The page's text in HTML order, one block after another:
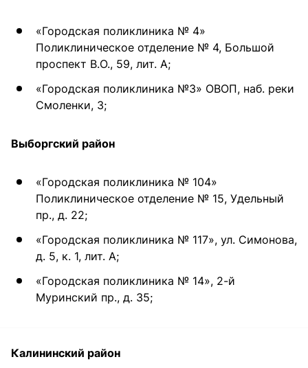
«Городская поликлиника № 4»
Поликлиническое отделение № 4, Большой
проспект В.О., 59, лит. А;
«Городская поликлиника №3» ОВОП, наб. реки
Смоленки, 3;
Выборгский район
«Городская поликлиника № 104»
Поликлиническое отделение № 15, Удельный
пр., д. 22;
«Городская поликлиника № 117», ул. Симонова,
д. 5, к. 1, лит. А;
«Городская поликлиника № 14», 2-й
Муринский пр., д. 35;
Калининский район